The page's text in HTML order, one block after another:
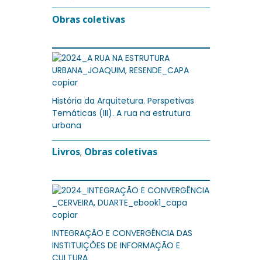
Obras coletivas
História da Arquitetura. Perspetivas
Temáticas (III). A rua na estrutura
urbana
Livros, Obras coletivas
INTEGRAÇÃO E CONVERGÊNCIA DAS
INSTITUIÇÕES DE INFORMAÇÃO E